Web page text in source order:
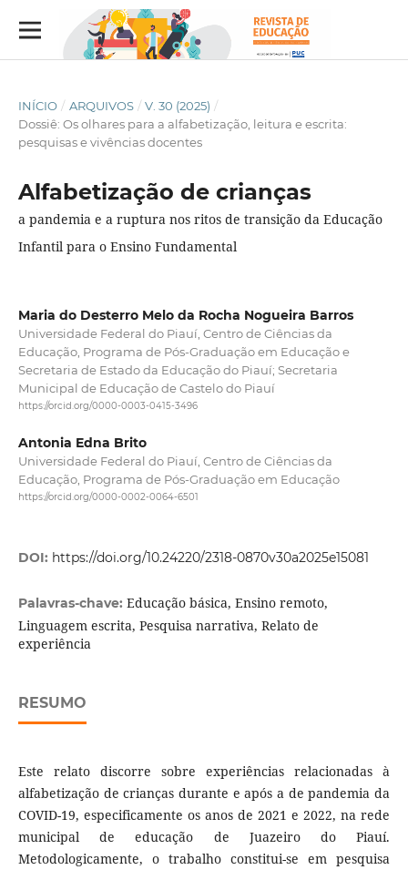
INÍCIO / ARQUIVOS / V. 30 (2025) /
Dossiê: Os olhares para a alfabetização, leitura e escrita:
pesquisas e vivências docentes
Alfabetização de crianças
a pandemia e a ruptura nos ritos de transição da Educação
Infantil para o Ensino Fundamental
Maria do Desterro Melo da Rocha Nogueira Barros
Universidade Federal do Piauí, Centro de Ciências da
Educação, Programa de Pós-Graduação em Educação e
Secretaria de Estado da Educação do Piauí; Secretaria
Municipal de Educação de Castelo do Piauí
https://orcid.org/0000-0003-0415-3496
Antonia Edna Brito
Universidade Federal do Piauí, Centro de Ciências da
Educação, Programa de Pós-Graduação em Educação
https://orcid.org/0000-0002-0064-6501
DOI: https://doi.org/10.24220/2318-0870v30a2025e15081
Palavras-chave: Educação básica, Ensino remoto,
Linguagem escrita, Pesquisa narrativa, Relato de
experiência
RESUMO
Este relato discorre sobre experiências relacionadas à
alfabetização de crianças durante e após a de pandemia da
COVID-19, especificamente os anos de 2021 e 2022, na rede
municipal de educação de Juazeiro do Piauí.
Metodologicamente, o trabalho constitui-se em pesquisa